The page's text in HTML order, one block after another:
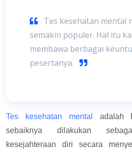
Tes kesehatan mental
semakin populer. Hal itu
membawa berbagai
pesertanya.
Tes kesehatan mental
adalah
sebaiknya dilakukan
kesejahteraan diri secara